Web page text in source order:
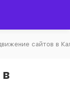
сайтов в